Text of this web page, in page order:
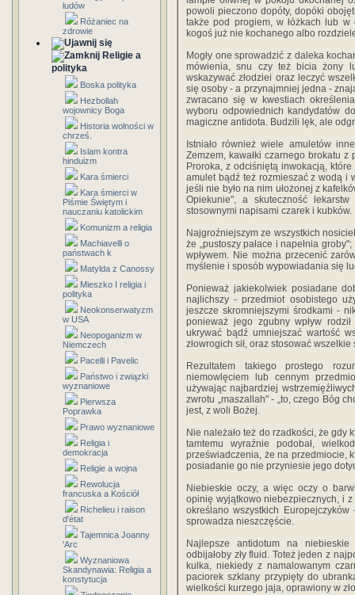
ludów
Różaniec na
zdrowie
Religie a
polityka
Boska polityka
Hezbollah
wojownicy Boga
Historia wolności w
chrześ.
Islam kontra
hinduizm
Kara śmierci
Kara śmierci w
Piśmie Świętym i
nauczaniu katolickim
Komunizm a religia
Machiavelli o
państwach k
Matylda z Canossy
Mieszko I religia i
polityka
Neokonserwatyzm
w USA
Neopoganizm w
Niemczech
Pacelli i Pavelic
Państwo i związki
wyznaniowe
Pierwsza
Poprawka
Prawo wyznaniowe
Religia i
demokracja
Religie a wojna
Rewolucja
francuska a Kościół
Richelieu i raison
d'état
Tajemnica Joanny
'Arc
Wyznaniowa
Skandynawia: Religia a
konstytucja
powoli pieczono dopóty, dopóki
także pod progiem, w łóżkach lub w
kogoś już nie kochanego albo
Mogły one sprowadzić z daleka
mówienia, snu czy też bicia żony
wskazywać złodziei oraz leczyć
się osoby - a przynajmniej jedna -
zwracano się w kwestiach
wyboru odpowiednich kandydatów
magiczne antidota. Budzili lęk, ale
Istniało również wiele amuletów
Zemzem, kawałki czarnego brokatu
Proroka, z odciśniętą inwokacją,
amulet bądź też rozmieszać z wodą i
jeśli nie było na nim ułożonej z
Opiekunie", a skuteczność
stosownymi napisami czarek i kubków.
Najgroźniejszym ze wszystkich
że „pustoszy pałace i napełnia
wpływem. Nie można przecenić
myślenie i sposób wypowiadania się
Ponieważ jakiekolwiek posiadane
najlichszy - przedmiot osobistego
jeszcze skromniejszymi środkami -
ponieważ jego zgubny wpływ
ukrywać bądź umniejszać wartość
złowrogich sił, oraz stosować
Rezultatem takiego prostego
niemowlęciem lub cennym
używając najbardziej
zwrotu „maszallah" - „to, czego Bóg
jest, z woli Bożej.
Nie należało też do rzadkości, że gdy
tamtemu wyraźnie podobał,
przeświadczenia, że na przedmiocie,
posiadanie go nie przyniesie jego
Niebieskie oczy, a więc oczy o
opinię wyjątkowo niebezpiecznych, i
określano wszystkich
sprowadza nieszczęście.
Najlepsze antidotum na
odbijałoby zły fluid. Toteż jeden z
kulka, niekiedy z namalowanym
paciorek szklany przypięty do
wielkości kurzego jaja, oprawiony w